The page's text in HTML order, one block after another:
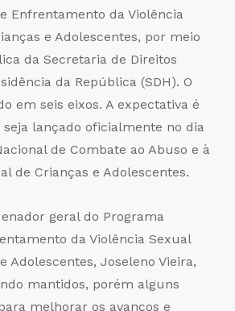
Enfrentamento da Violência
e Adolescentes, por meio
da Secretaria de Direitos
da República (SDH). O
em seis eixos. A expectativa é
lançado oficialmente no dia
de Combate ao Abuso e à
de Crianças e Adolescentes.
geral do Programa
da Violência Sexual
Adolescentes, Joseleno Vieira,
mantidos, porém alguns
melhorar os avanços e